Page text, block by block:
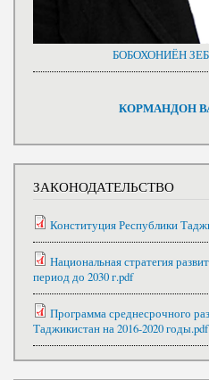
БОБОХОНИЁН
КОРМАНДОН
ЗАКОНОДАТЕЛЬСТВО
Конституция Республики
Национальная стратегия
период до 2030 г.pdf
Программа среднесрочного
Таджикистан на 2016-2020 годы.pdf